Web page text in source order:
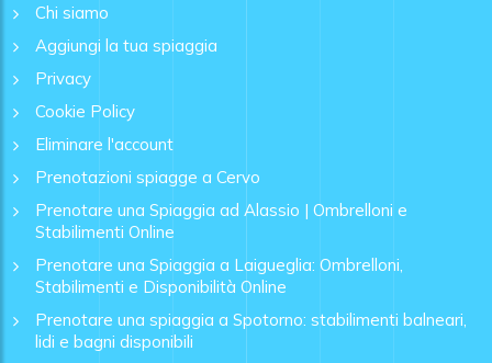
Chi siamo
Aggiungi la tua spiaggia
Privacy
Cookie Policy
Eliminare l'account
Prenotazioni spiagge a Cervo
Prenotare una Spiaggia ad Alassio | Ombrelloni e
Stabilimenti Online
Prenotare una Spiaggia a Laigueglia: Ombrelloni,
Stabilimenti e Disponibilità Online
Prenotare una spiaggia a Spotorno: stabilimenti balneari,
lidi e bagni disponibili